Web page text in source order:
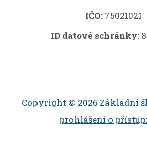
IČO: 75021021
ID datové schránky:
Copyright © 2026 Základní
prohlášení o